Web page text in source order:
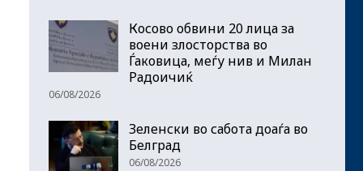
Косово обвини 20 лица за
воени злосторства во
Ѓаковица, меѓу нив и Милан
Радоичиќ
06/08/2026
Зеленски во сабота доаѓа во
Белград
06/08/2026